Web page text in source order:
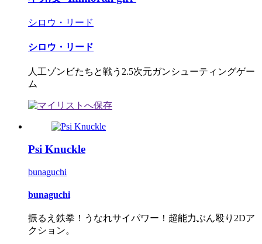
シロウ・リード
シロウ・リード
人工ゾンビたちと戦う2.5次元ガンシューティングゲー
ム
Psi Knuckle
bunaguchi
bunaguchi
振るえ鉄拳！うなれサイパワー！超能力ぶん殴り2Dア
クション。